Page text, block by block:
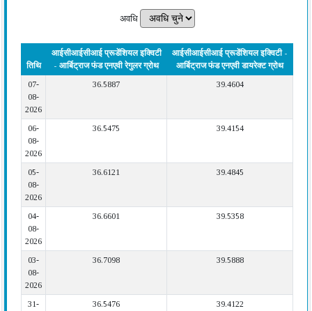
अवधि
तिथि
आईसीआईसीआई प्रूडेंशियल इक्विटी
- आर्बिट्राज फंड एनएवी रेगुलर ग्रोथ
आईसीआईसीआई प्रूडेंशियल इक्विटी -
आर्बिट्राज फंड एनएवी डायरेक्ट ग्रोथ
07-
08-
2026
36.5887 39.4604
06-
08-
2026
36.5475 39.4154
05-
08-
2026
36.6121 39.4845
04-
08-
2026
36.6601 39.5358
03-
08-
2026
36.7098 39.5888
31-
36.5476 39.4122